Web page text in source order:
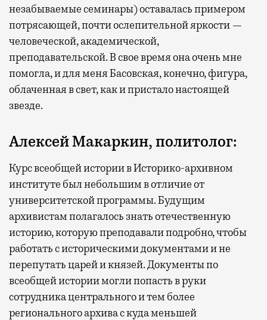
незабываемые семинары) оставалась примером
потрясающей, почти ослепительной яркости —
человеческой, академической,
преподавательской. В свое время она очень мне
помогла, и для меня Басовская, конечно, фигура,
облаченная в свет, как и пристало настоящей
звезде.
Алексей Макаркин, политолог:
Курс всеобщей истории в Историко-архивном
институте был небольшим в отличие от
университетской программы. Будущим
архивистам полагалось знать отечественную
историю, которую преподавали подробно, чтобы
работать с историческими документами и не
перепутать царей и князей. Документы по
всеобщей истории могли попасть в руки
сотрудника центрального и тем более
регионального архива с куда меньшей